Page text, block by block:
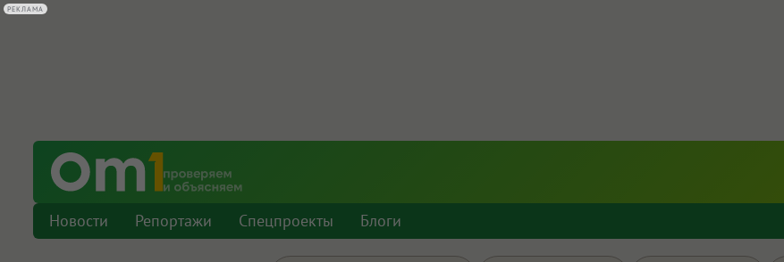
Новости Репортажи Спецпроекты Блоги
РЕКЛАМА